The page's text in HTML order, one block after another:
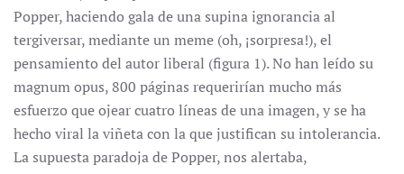
Popper, haciendo gala de una supina ignorancia al
tergiversar, mediante un meme (oh, ¡sorpresa!), el
pensamiento del autor liberal (figura 1). No han leído su
magnum opus, 800 páginas requerirían mucho más
esfuerzo que ojear cuatro líneas de una imagen, y se ha
hecho viral la viñeta con la que justifican su intolerancia.
La supuesta paradoja de Popper, nos alertaba,